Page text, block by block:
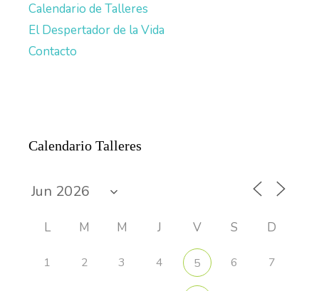
Calendario de Talleres
El Despertador de la Vida
Contacto
Calendario Talleres
L M M J V S D
1 2 3 4 5 6 7